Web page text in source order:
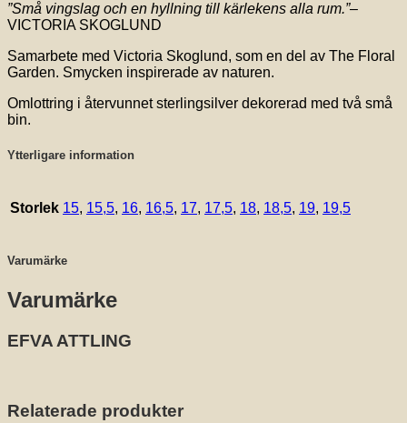
”Små vingslag och en hyllning till kärlekens alla rum.”–
VICTORIA SKOGLUND
Samarbete med Victoria Skoglund, som en del av The Floral
Garden. Smycken inspirerade av naturen.
Omlottring i återvunnet sterlingsilver dekorerad med två små
bin.
Ytterligare information
Storlek 15, 15,5, 16, 16,5, 17, 17,5, 18, 18,5, 19, 19,5
Varumärke
Varumärke
EFVA ATTLING
Relaterade produkter